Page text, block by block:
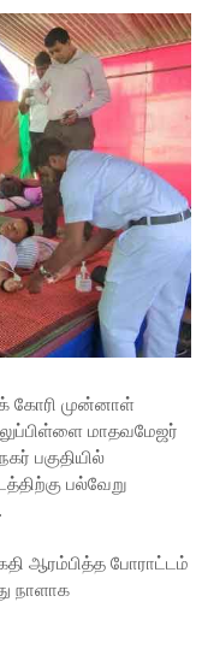
கோரி முன்னாள்
மாதவமேஜர்
பகுதியில்
பல்வேறு
ஆரம்பித்த போராட்டம்
நாளாக